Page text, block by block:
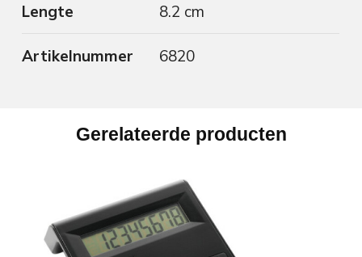
Lengte 8.2 cm
Artikelnummer 6820
Gerelateerde producten